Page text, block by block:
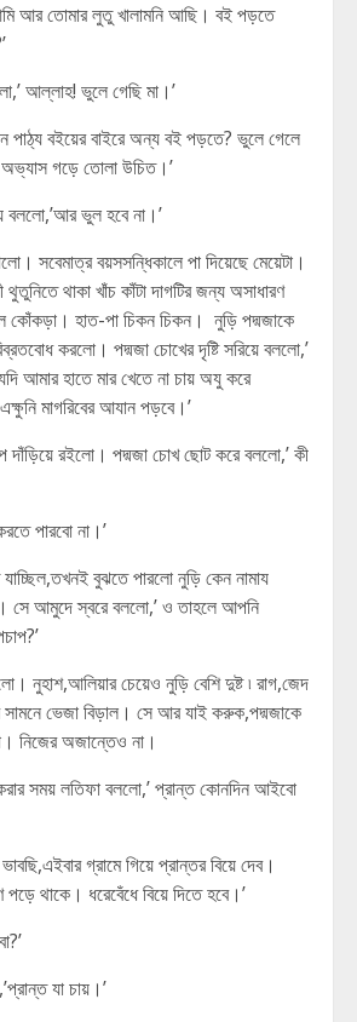
আর তোমার লুতু খালামনি আছি। বই পড়তে
আল্লাহ! ভুলে গেছি মা।’
পাঠ্য বইয়ের বাইরে অন্য বই পড়তে? ভুলে গেলে
গড়ে তোলা উচিত।’
বললো,’আর ভুল হবে না।’
সবেমাত্র বয়সসন্ধিকালে পা দিয়েছে মেয়েটা।
থুতুনিতে থাকা খাঁচ কাঁটা দাগটির জন্য অসাধারণ
কোঁকড়া। হাত-পা চিকন চিকন। নুড়ি পদ্মজাকে
করলো। পদ্মজা চোখের দৃষ্টি সরিয়ে বললো,’
আমার হাতে মার খেতে না চায় অযু করে
মাগরিবের আযান পড়বে।’
দাঁড়িয়ে রইলো। পদ্মজা চোখ ছোট করে বললো,’ কী
পারবো না।’
বুঝতে পারলো নুড়ি কেন নামায
সে আমুদে স্বরে বললো,’ ও তাহলে আপনি
নুহাশ,আলিয়ার চেয়েও নুড়ি বেশি দুষ্ট ৷ রাগ,জেদ
সামনে ভেজা বিড়াল। সে আর যাই করুক,পদ্মজাকে
নিজের অজান্তেও না।
করার সময় লতিফা বললো,’ প্রান্ত কোনদিন আইবো
গ্রামে গিয়ে প্রান্তর বিয়ে দেব।
পড়ে থাকে। ধরেবেঁধে বিয়ে দিতে হবে।’
যা চায়।’